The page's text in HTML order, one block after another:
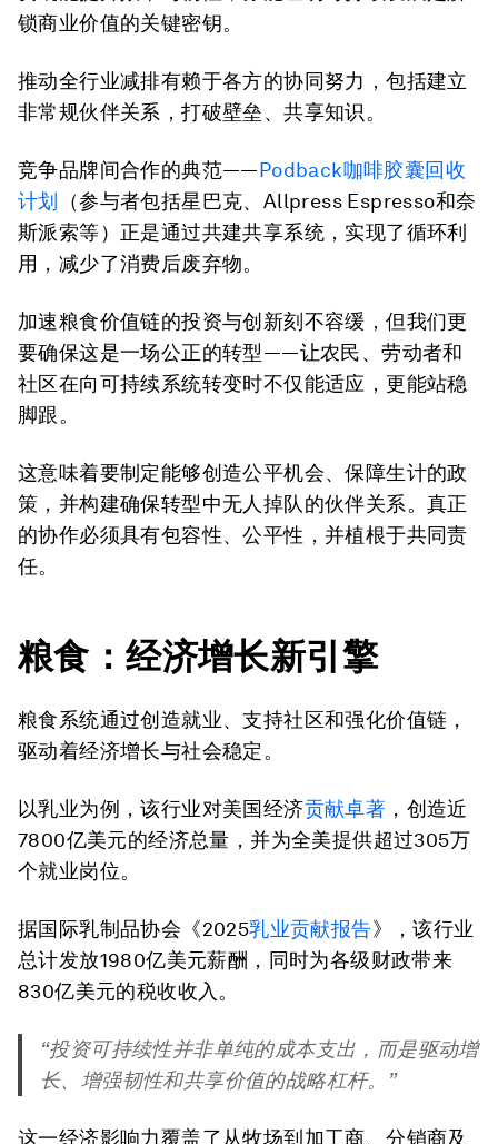
锁商业价值的关键密钥。
推动全行业减排有赖于各方的协同努力，包括建立
非常规伙伴关系，打破壁垒、共享知识。
竞争品牌间合作的典范——Podback咖啡胶囊回收
计划
（参与者包括星巴克、Allpress Espresso和奈
斯派索等）正是通过共建共享系统，实现了循环利
用，减少了消费后废弃物。
加速粮食价值链的投资与创新刻不容缓，但我们更
要确保这是一场公正的转型——让农民、劳动者和
社区在向可持续系统转变时不仅能适应，更能站稳
脚跟。
这意味着要制定能够创造公平机会、保障生计的政
策，并构建确保转型中无人掉队的伙伴关系。真正
的协作必须具有包容性、公平性，并植根于共同责
任。
粮食：经济增长新引擎
粮食系统通过创造就业、支持社区和强化价值链，
驱动着经济增长与社会稳定。
以乳业为例，该行业对美国经济贡献卓著 ，创造近
7800亿美元的经济总量，并为全美提供超过305万
个就业岗位。
据国际乳制品协会《2025乳业贡献报告》，该行业
总计发放1980亿美元薪酬，同时为各级财政带来
830亿美元的税收收入。
“投资可持续性并非单纯的成本支出，而是驱动增
长、增强韧性和共享价值的战略杠杆。”
这一经济影响力覆盖了从牧场到加工商、分销商及